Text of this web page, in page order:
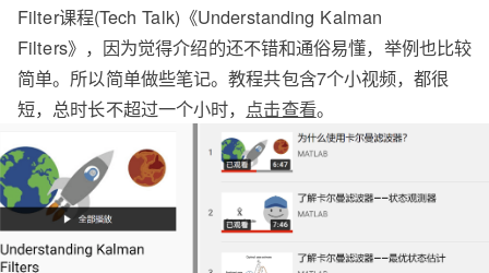
Filter课程(Tech Talk)《Understanding Kalman
Filters》，因为觉得介绍的还不错和通俗易懂，举例也比较
简单。所以简单做些笔记。教程共包含7个小视频，都很
短，总时长不超过一个小时， 点击查看。